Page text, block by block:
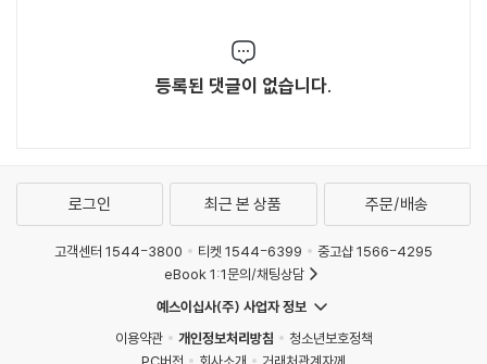
를 받지는 않았고 오늘날에 이르기까지 그의 명성은 높다.
등록된 댓글이 없습니다.
로그인 최근 본 상품 주문/배송
고객센터 1544-3800 티켓 1544-6399
중고샵 1566-4295
eBook 1:1문의/채팅상담
예스이십사(주) 사업자 정보
이용약관
개인정보처리방침
청소년보호정책